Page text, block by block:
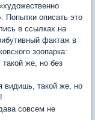
Попытки описать это
в ссылках на
фактаж в
зоопарка:
же, но без
такой же, но
совсем не